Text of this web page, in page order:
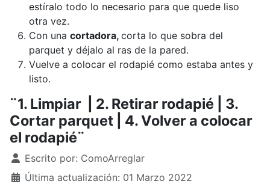
estíralo todo lo necesario para que quede liso
otra vez.
Con una cortadora, corta lo que sobra del
parquet y déjalo al ras de la pared.
Vuelve a colocar el rodapié como estaba antes y
listo.
¨1. Limpiar | 2. Retirar rodapié | 3.
Cortar parquet | 4. Volver a colocar
el rodapié¨
Detalles
Escrito por: ComoArreglar
Última actualización: 01 Marzo 2022